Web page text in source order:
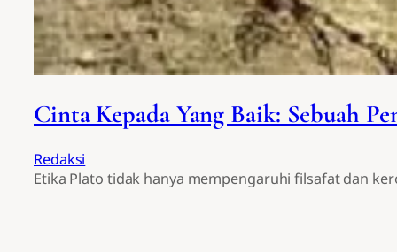
Cinta Kepada Yang Baik: Sebuah
Redaksi
Etika Plato tidak hanya mempengaruhi filsafat dan